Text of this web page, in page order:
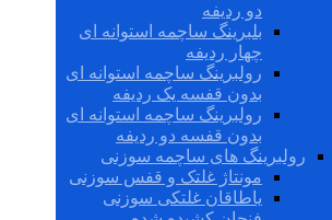
دو ردیفه
بلبرینگ ساچمه استوانه ای
چهار ردیفه
رولبرینگ ساچمه استوانه ای
بدون قفسه یک ردیفه
رولبرینگ ساچمه استوانه ای
بدون قفسه دو ردیفه
رولبرینگ های ساچمه سوزنی
مونتاژ غلتک و قفس سوزنی
یاطاقان غلتکی سوزنی